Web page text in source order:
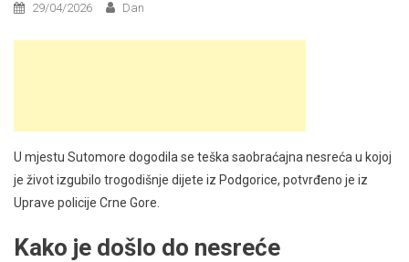
29/04/2026 Dan
U mjestu Sutomore dogodila se teška saobraćajna nesreća u kojoj
je život izgubilo trogodišnje dijete iz Podgorice, potvrđeno je iz
Uprave policije Crne Gore.
Kako je došlo do nesreće